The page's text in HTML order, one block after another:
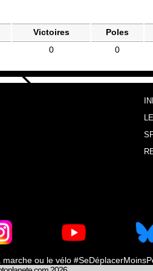
Victoires Poles
0 0
ou le vélo